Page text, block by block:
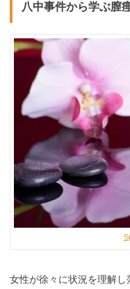
八中事件から学ぶ膣
女性が徐々に状況を理解